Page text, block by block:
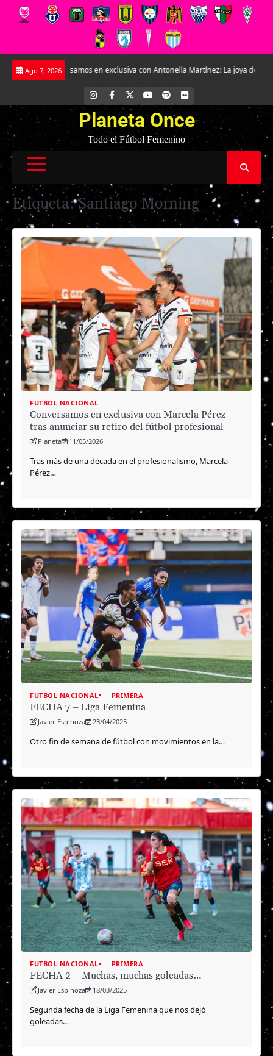
Saltar
Ago 7, 2026
en exclusiva con Antonella Martínez: La joya de Everton La Roja
INSTAGRAM
FACEBOOK YOUTUBE
SPOTIFYFLICKR
Planeta Once
Todo el Fútbol Femenino
Etiqueta:Santiago Morning
FUTBOL NACIONAL
Conversamos en exclusiva con Marcela Pérez
tras anunciar su retiro del fútbol profesional
Planeta 11/05/2026
Tras más de una década en el profesionalismo, Marcela
Pérez…
FUTBOL NACIONAL PRIMERA
FECHA 7 – Liga Femenina
Javier Espinoza 23/04/2025
Otro fin de semana de fútbol con movimientos en la…
FUTBOL NACIONAL PRIMERA
FECHA 2 – Muchas, muchas goleadas…
Javier Espinoza 18/03/2025
Segunda fecha de la Liga Femenina que nos dejó
goleadas…